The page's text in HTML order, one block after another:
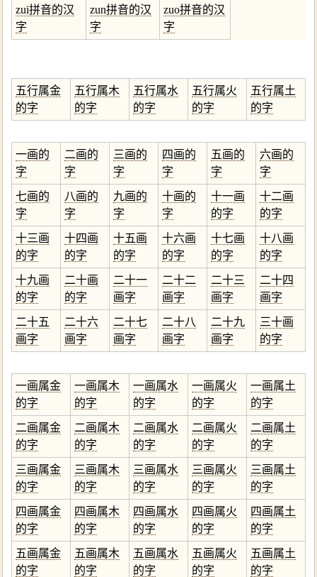
zui拼音的汉
字
zun拼音的汉
字
zuo拼音的汉
字
五行属金
的字
五行属木
的字
五行属水
的字
五行属火
的字
五行属土
的字
一画的
字
二画的
字
三画的
字
四画的
字
五画的
字
六画的
字
七画的
字
八画的
字
九画的
字
十画的
字
十一画
的字
十二画
的字
十三画
的字
十四画
的字
十五画
的字
十六画
的字
十七画
的字
十八画
的字
十九画
的字
二十画
的字
二十一
画字
二十二
画字
二十三
画字
二十四
画字
二十五
画字
二十六
画字
二十七
画字
二十八
画字
二十九
画字
三十画
的字
一画属金
的字
一画属木
的字
一画属水
的字
一画属火
的字
一画属土
的字
二画属金
的字
二画属木
的字
二画属水
的字
二画属火
的字
二画属土
的字
三画属金
的字
三画属木
的字
三画属水
的字
三画属火
的字
三画属土
的字
四画属金
的字
四画属木
的字
四画属水
的字
四画属火
的字
四画属土
的字
五画属金
的字
五画属木
的字
五画属水
的字
五画属火
的字
五画属土
的字